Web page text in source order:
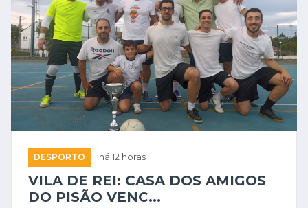
DESPORTO há 12 horas
VILA DE REI: CASA DOS AMIGOS
DO PISÃO VENC...